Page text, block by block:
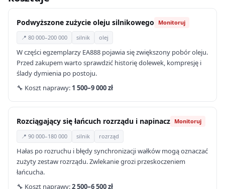
Podwyższone zużycie oleju silnikowego Monitoruj
📍 80 000–200 000 silnik olej
W części egzemplarzy EA888 pojawia się zwiększony pobór oleju.
Przed zakupem warto sprawdzić historię dolewek, kompresję i
ślady dymienia po postoju.
🔧 Koszt naprawy: 1 500–9 000 zł
Rozciągający się łańcuch rozrządu i napinacz Monitoruj
📍 90 000–180 000 silnik rozrząd
Hałas po rozruchu i błędy synchronizacji wałków mogą oznaczać
zużyty zestaw rozrządu. Zwlekanie grozi przeskoczeniem
łańcucha.
🔧 Koszt naprawy:2 500–6 500 zł